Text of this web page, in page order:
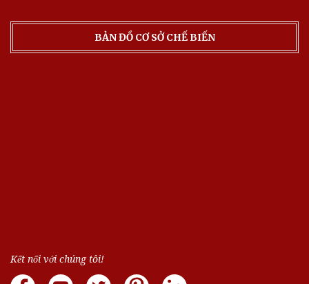
BẢN ĐỒ CƠ SỞ CHẾ BIẾN
Kết nối với chúng tôi!